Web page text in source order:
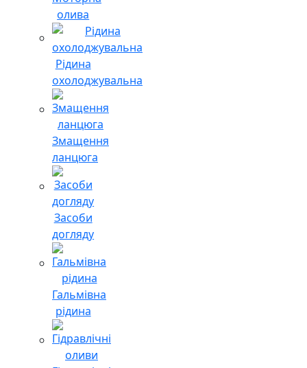
олива
Рідина
охолоджувальна
Змащення
ланцюга
Засоби
догляду
Гальмівна
рідина